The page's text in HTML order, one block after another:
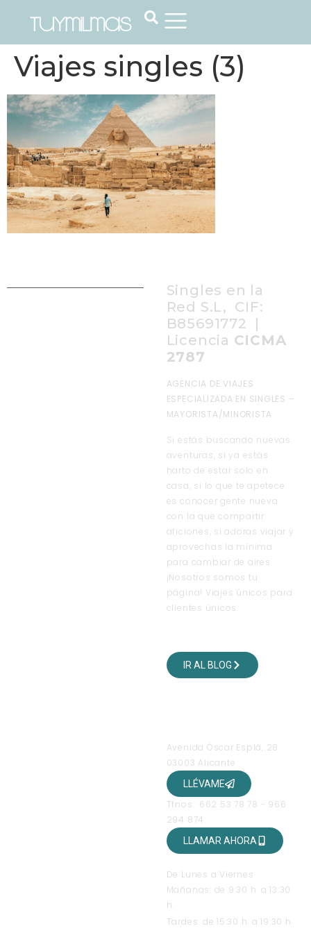
Viajes singles (3)
Singles en la
Red S.L, CIF:
B85691772 |
Licencia CICMA
2787
AGENCIA DE VIAJES
ESPECIALIZADA EN SINGLES –
MAYORISTA/MINORISTA
Si estás buscando nuevas
aventuras, si ya estás
harto de estar solo en
casa, si lo que te apetece
es conocer gente nueva
con la que compartir
aficiones, si adoras viajar y
aprovechas la mínima
para cambiar de aires
¡Nosotros somos tu
página! Viajes únicos para
clientes únicos.
IR AL BLOG
Avenida Óscar Esplá, 28
03003 Alicante
LLÉVAME
Tfnos.: 662 53 78 78 - 966
294 874
LLAMAR AHORA
De Lunes a Viernes
Mañanas: de 9:30 h. a 13:30
h.
Tardes: de 15:30 h. a 19:30 h.